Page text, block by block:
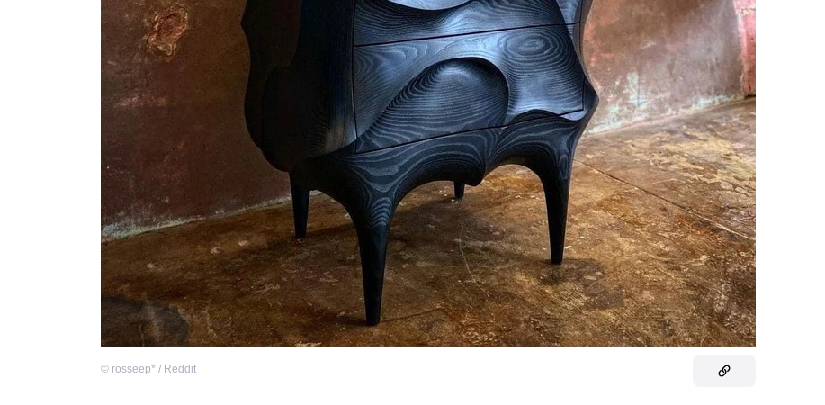
© rosseep* / Reddit